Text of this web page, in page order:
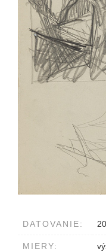
DATOVANIE:
MIERY: